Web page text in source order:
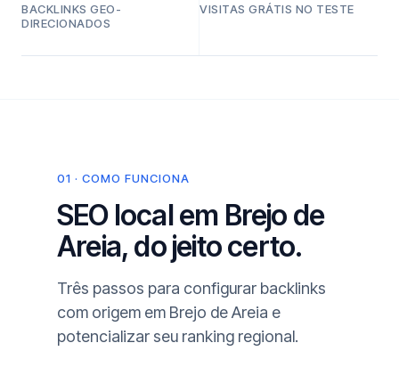
BACKLINKS GEO-
DIRECIONADOS
VISITAS GRÁTIS NO TESTE
01 · COMO FUNCIONA
SEO local em Brejo de
Areia, do jeito certo.
Três passos para configurar backlinks
com origem em Brejo de Areia e
potencializar seu ranking regional.